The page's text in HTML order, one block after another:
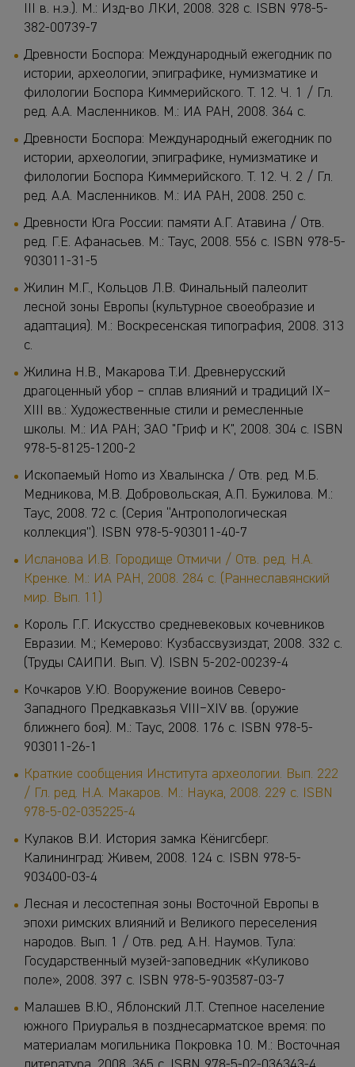
III в. н.э.). М.: Изд-во ЛКИ, 2008. 328 с. ISBN 978-5-
382-00739-7
Древности Боспора: Международный ежегодник по
истории, археологии, эпиграфике, нумизматике и
филологии Боспора Киммерийского. Т. 12. Ч. 1 / Гл.
ред. А.А. Масленников. М.: ИА РАН, 2008. 364 с.
Древности Боспора: Международный ежегодник по
истории, археологии, эпиграфике, нумизматике и
филологии Боспора Киммерийского. Т. 12. Ч. 2 / Гл.
ред. А.А. Масленников. М.: ИА РАН, 2008. 250 с.
Древности Юга России: памяти А.Г. Атавина / Отв.
ред. Г.Е. Афанасьев. М.: Таус, 2008. 556 с. ISBN 978-5-
903011-31-5
Жилин М.Г., Кольцов Л.В. Финальный палеолит
лесной зоны Европы (культурное своеобразие и
адаптация). М.: Воскресенская типография, 2008. 313
с.
Жилина Н.В., Макарова Т.И. Древнерусский
драгоценный убор – сплав влияний и традиций IX–
XIII вв.: Художественные стили и ремесленные
школы. М.: ИА РАН; ЗАО "Гриф и К", 2008. 304 с. ISBN
978-5-8125-1200-2
Ископаемый Homo из Хвалынска / Отв. ред. М.Б.
Медникова, М.В. Добровольская, А.П. Бужилова. М.:
Таус, 2008. 72 с. (Серия “Антропологическая
коллекция”). ISBN 978-5-903011-40-7
Исланова И.В. Городище Отмичи / Отв. ред. Н.А.
Кренке. М.: ИА РАН, 2008. 284 с. (Раннеславянский
мир. Вып. 11)
Король Г.Г. Искусство средневековых кочевников
Евразии. М.; Кемерово: Кузбассвузиздат, 2008. 332 с.
(Труды САИПИ. Вып. V). ISBN 5-202-00239-4
Кочкаров У.Ю. Вооружение воинов Северо-
Западного Предкавказья VIII−XIV вв. (оружие
ближнего боя). М.: Таус, 2008. 176 с. ISBN 978-5-
903011-26-1
Краткие сообщения Института археологии. Вып. 222
/ Гл. ред. Н.А. Макаров. М.: Наука, 2008. 229 с. ISBN
978-5-02-035225-4
Кулаков В.И. История замка Кёнигсберг.
Калининград: Живем, 2008. 124 с. ISBN 978-5-
903400-03-4
Лесная и лесостепная зоны Восточной Европы в
эпохи римских влияний и Великого переселения
народов. Вып. 1 / Отв. ред. А.Н. Наумов. Тула:
Государственный музей-заповедник «Куликово
поле», 2008. 397 с. ISBN 978-5-903587-03-7
Малашев В.Ю., Яблонский Л.Т. Степное население
южного Приуралья в позднесарматское время: по
материалам могильника Покровка 10. М.: Восточная